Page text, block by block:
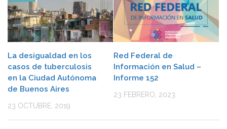
La desigualdad en los
casos de tuberculosis
en la Ciudad Autónoma
de Buenos Aires
23 OCTUBRE, 2019
Red Federal de
Información en Salud –
Informe 152
23 FEBRERO, 2023